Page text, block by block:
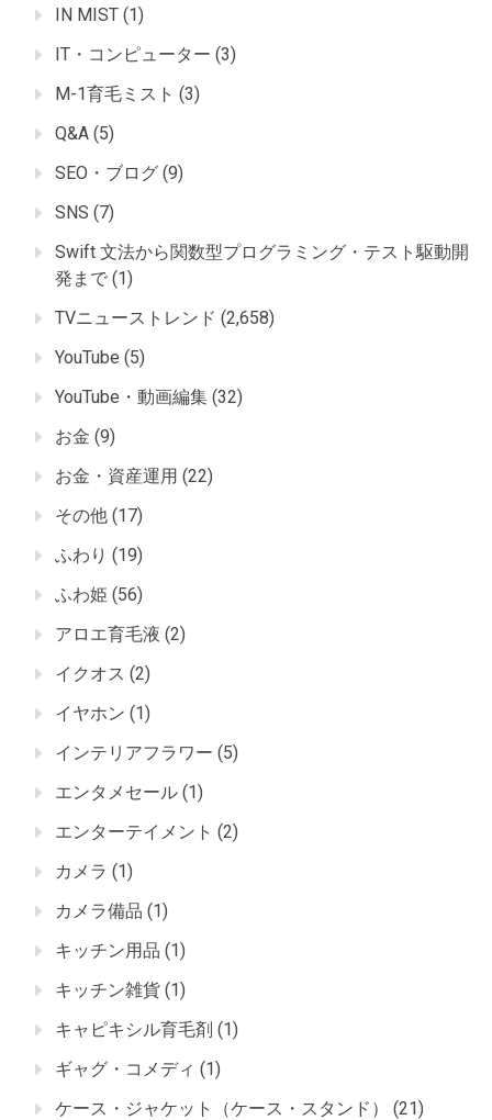
IN MIST (1)
IT・コンピューター (3)
M-1育毛ミスト (3)
Q&A (5)
SEO・ブログ (9)
SNS (7)
Swift 文法から関数型プログラミング・テスト駆動開
発まで (1)
TVニューストレンド (2,658)
YouTube (5)
YouTube・動画編集 (32)
お金 (9)
お金・資産運用 (22)
その他 (17)
ふわり (19)
ふわ姫 (56)
アロエ育毛液 (2)
イクオス (2)
イヤホン (1)
インテリアフラワー (5)
エンタメセール (1)
エンターテイメント (2)
カメラ (1)
カメラ備品 (1)
キッチン用品 (1)
キッチン雑貨 (1)
キャピキシル育毛剤 (1)
ギャグ・コメディ (1)
ケース・ジャケット（ケース・スタンド）
(21)